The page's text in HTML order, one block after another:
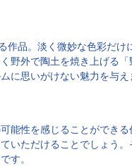
作品。淡く微妙な色彩だけ
野外で陶土を焼き上げる「
に思いがけない魅力を与え
能性を感じることができる
いただけることでしょう。
す。